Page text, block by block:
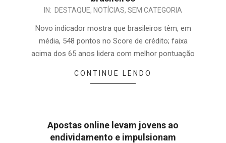
IN: DESTAQUE, NOTÍCIAS, SEM CATEGORIA
Novo indicador mostra que brasileiros têm, em
média, 548 pontos no Score de crédito; faixa
acima dos 65 anos lidera com melhor pontuação
CONTINUE LENDO
Apostas online levam jovens ao
endividamento e impulsionam